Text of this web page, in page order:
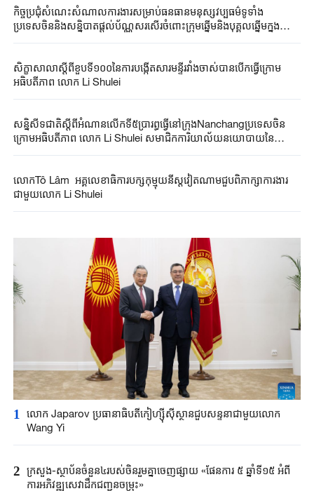
កិច្ចប្រជុំសំណេះសំណាលការងារសម្រាប់ធនធានមនុស្សវប្បធម៌ទូទាំង
ប្រទេសចិននិងសន្និបាតផ្តល់ប័ណ្ណសរសើរចំពោះក្រុមឆ្នើមនិងបុគ្គលឆ្នើមក្នុង
សិក្ខាសាលាស្តីពីខួបទី១០០នៃការបង្កើតសារមន្ទីរវាំងចាស់បានបើកធ្វើក្រោម
អធិបតីភាព លោក Li Shulei
សន្និសីទ​ជាតិ​ស្តីពី​អំណាន​លើ​កទី​៥​ប្រារព្ធធ្វើ​នៅ​ក្រុង​Nanchangប្រទេស​ចិន​
ក្រោម​អធិបតីភាព លោក​ Li Shulei សមាជិក​ការិយាល័យ​នយោបាយ​នៃ​
លោកTô Lâm អគ្គលេខាធិការបក្សកុម្មុយនីស្តវៀតណាមជួបពិភាក្សាការងារ
ជាមួយលោក Li Shulei
1 លោក Japarov ប្រធានាធិបតីកៀហ្ស៊ីស៊ីស្ថានជួបសន្ទនាជាមួយលោក
Wang Yi
2 ក្រសួង-ស្ថាប័នចំនួន៤របស់ចិនរួមគ្នាចេញផ្សាយ «ផែនការ ៥ ឆ្នាំទី១៥ អំពី
ការអភិវឌ្ឍសេវាដឹកជញ្ជូនចម្រុះ»